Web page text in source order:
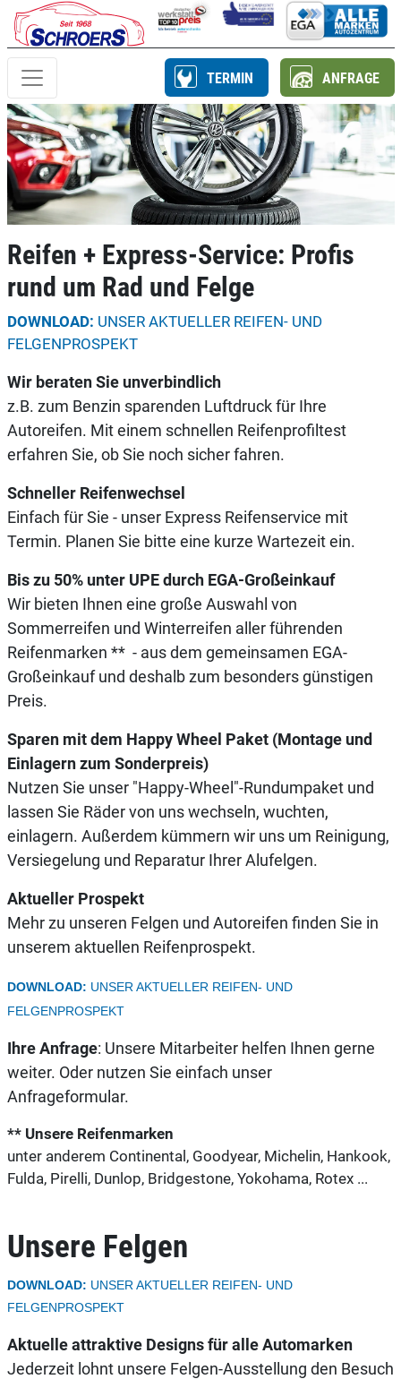
TERMIN ANFRAGE
Reifen + Express-Service: Profis
rund um Rad und Felge
DOWNLOAD: UNSER AKTUELLER REIFEN- UND
FELGENPROSPEKT
Wir beraten Sie unverbindlich
z.B. zum Benzin sparenden Luftdruck für Ihre
Autoreifen. Mit einem schnellen Reifenprofiltest
erfahren Sie, ob Sie noch sicher fahren.
Schneller Reifenwechsel
Einfach für Sie - unser Express Reifenservice mit
Termin. Planen Sie bitte eine kurze Wartezeit ein.
Bis zu 50% unter UPE durch EGA-Großeinkauf
Wir bieten Ihnen eine große Auswahl von
Sommerreifen und Winterreifen aller führenden
Reifenmarken ** - aus dem gemeinsamen EGA-
Großeinkauf und deshalb zum besonders günstigen
Preis.
Sparen mit dem Happy Wheel Paket (Montage und
Einlagern zum Sonderpreis)
Nutzen Sie unser "Happy-Wheel"-Rundumpaket und
lassen Sie Räder von uns wechseln, wuchten,
einlagern. Außerdem kümmern wir uns um Reinigung,
Versiegelung und Reparatur Ihrer Alufelgen.
Aktueller Prospekt
Mehr zu unseren Felgen und Autoreifen finden Sie in
unserem aktuellen Reifenprospekt.
DOWNLOAD: UNSER AKTUELLER REIFEN- UND
FELGENPROSPEKT
Ihre Anfrage: Unsere Mitarbeiter helfen Ihnen gerne
weiter. Oder nutzen Sie einfach unser
Anfrageformular.
** Unsere Reifenmarken
unter anderem Continental, Goodyear, Michelin, Hankook,
Fulda, Pirelli, Dunlop, Bridgestone, Yokohama, Rotex ...
Unsere Felgen
DOWNLOAD: UNSER AKTUELLER REIFEN- UND
FELGENPROSPEKT
Aktuelle attraktive Designs für alle Automarken
Jederzeit lohnt unsere Felgen-Ausstellung den Besuch